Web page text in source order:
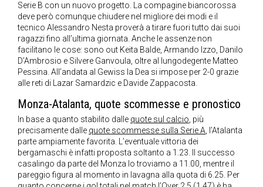
Serie B con un nuovo progetto. La compagine biancorossa
deve però comunque chiudere nel migliore dei modi e il
tecnico Alessandro Nesta proverà a tirare fuori tutto dai suoi
ragazzi fino all’ultima giornata. Anche le assenze non
facilitano le cose: sono out Keita Balde, Armando Izzo, Danilo
D’Ambrosio e Silvere Ganvoula, oltre al lungodegente Matteo
Pessina. All’andata al Gewiss la Dea si impose per 2-0 grazie
alle reti di Lazar Samardzic e Davide Zappacosta.
Monza-Atalanta, quote scommesse e pronostico
In base a quanto stabilito dalle quote sul calcio, più
precisamente dalle quote scommesse sulla Serie A, l’Atalanta
parte ampiamente favorita. L’eventuale vittoria dei
bergamaschi è infatti proposta soltanto a 1.23. Il successo
casalingo da parte del Monza lo troviamo a 11.00, mentre il
pareggio figura al momento in lavagna alla quota di 6.25. Per